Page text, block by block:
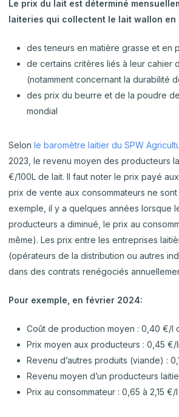
Le prix du lait est déterminé
laiteries qui collectent le lait wallon en
des teneurs en matière grasse et en
de certains critères liés à leur cahier
(notamment concernant la durabilité
des prix du beurre et de la poudre
mondial
Selon le baromètre laitier du SPW
2023, le revenu moyen des producteurs
€/100L de lait. Il faut noter le prix payé
prix de vente aux consommateurs ne
exemple, il y a quelques années lorsque
producteurs a diminué, le prix au
même). Les prix entre les entreprises
(opérateurs de la distribution ou autres
dans des contrats renégociés
Pour exemple, en février 2024:
Coût de production moyen : 0,40 €/l
Prix moyen aux producteurs : 0,45 €/
Revenu d’autres produits (viande) :
Revenu moyen d’un producteurs
Prix au consommateur : 0,65 à 2,15